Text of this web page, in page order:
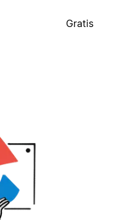
Gratis